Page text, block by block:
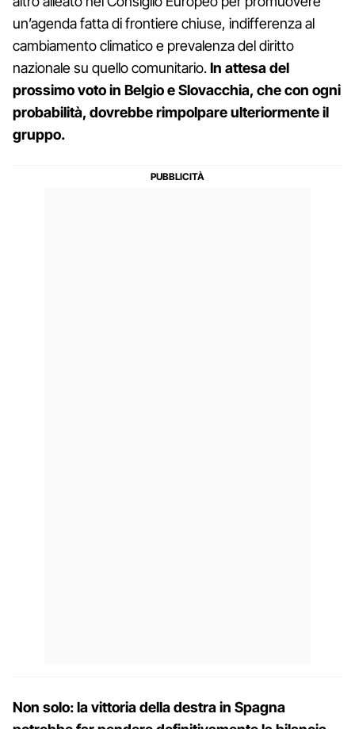
un’agenda fatta di frontiere chiuse, indifferenza al
cambiamento climatico e prevalenza del diritto
nazionale su quello comunitario.In attesa del
prossimo voto in Belgio e Slovacchia, che con ogni
probabilità, dovrebbe rimpolpare ulteriormente il
gruppo.
Non solo: la vittoria della destra in Spagna